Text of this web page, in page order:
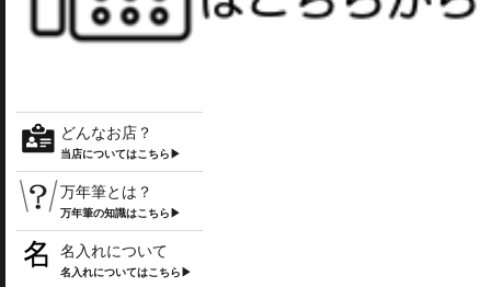
どんなお店？
当店についてはこちら▶
万年筆とは？
万年筆の知識はこちら▶
名入れについて
名入れについてはこちら▶